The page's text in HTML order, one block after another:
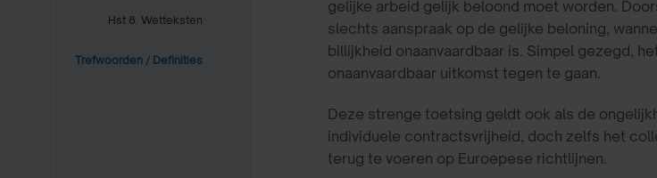
Hst 8. Wetteksten
Trefwoorden / Definities
gelijke arbeid gelijk beloond moet worden.
slechts aanspraak op de gelijke beloning,
billijkheid onaanvaardbaar is. Simpel gezegd,
onaanvaardbaar uitkomst tegen te gaan.
Deze strenge toetsing geldt ook als de
individuele contractsvrijheid, doch zelfs het
terug te voeren op Euroepese richtlijnen.